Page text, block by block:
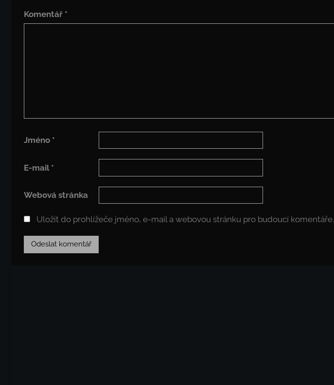
Komentář *
Jméno *
E-mail *
Webová stránka
Uložit do prohlížeče jméno, e-mail a webovou stránku pro budoucí komentáře.